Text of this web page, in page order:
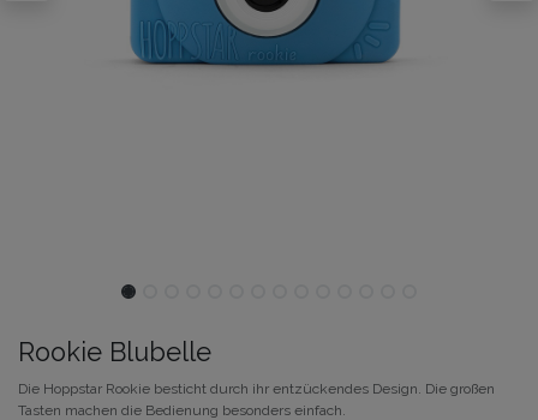
Rookie Blubelle
Die Hoppstar Rookie besticht durch ihr entzückendes Design. Die großen
Tasten machen die Bedienung besonders einfach.